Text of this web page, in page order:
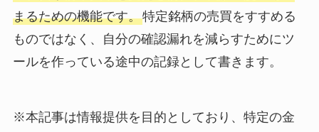
まるための機能です。特定銘柄の売買をすすめる
ものではなく、自分の確認漏れを減らすためにツ
ールを作っている途中の記録として書きます。
※本記事は情報提供を目的としており、特定の金